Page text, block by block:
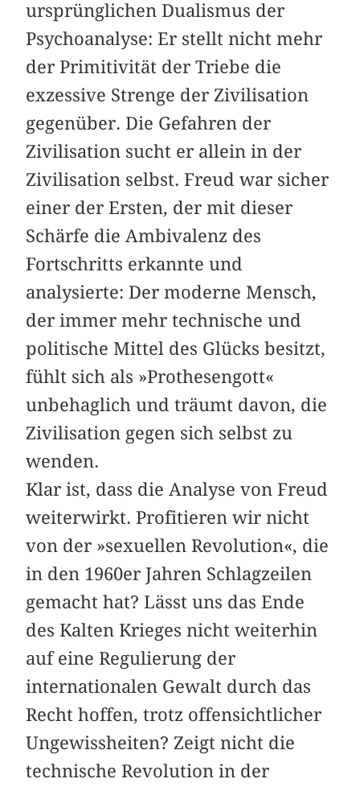
ursprünglichen Dualismus der
Psychoanalyse: Er stellt nicht mehr
der Primitivität der Triebe die
exzessive Strenge der Zivilisation
gegenüber. Die Gefahren der
Zivilisation sucht er allein in der
Zivilisation selbst. Freud war sicher
einer der Ersten, der mit dieser
Schärfe die Ambivalenz des
Fortschritts erkannte und
analysierte: Der moderne Mensch,
der immer mehr technische und
politische Mittel des Glücks besitzt,
fühlt sich als »Prothesengott«
unbehaglich und träumt davon, die
Zivilisation gegen sich selbst zu
wenden.
Klar ist, dass die Analyse von Freud
weiterwirkt. Profitieren wir nicht
von der »sexuellen Revolution«, die
in den 1960er Jahren Schlagzeilen
gemacht hat? Lässt uns das Ende
des Kalten Krieges nicht weiterhin
auf eine Regulierung der
internationalen Gewalt durch das
Recht hoffen, trotz offensichtlicher
Ungewissheiten? Zeigt nicht die
technische Revolution in der